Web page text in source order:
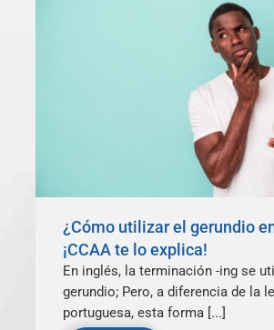
¿Cómo utilizar el gerundio
¡CCAA te lo explica!
En inglés, la terminación -ing se
gerundio; Pero, a diferencia de la
portuguesa, esta forma [...]